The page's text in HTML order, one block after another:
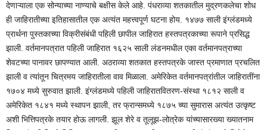
देणाऱ्याला एक सोन्याच्या नाण्याचे बक्षीस केले आहे. पंधराव्या शतकातील मुद्रणकलेचा शोध
ही जाहिरातीच्या इतिहासातील एक अत्यंत महत्त्वपूर्ण घटना होय. १४७७ साली इंग्लंडमध्ये
प्रार्थना पुस्तकाच्या विक्रीसंबंधी पहिली छापील जाहिरात हस्तपत्रकाच्या रूपाने प्रसिद्ध
झाली. वर्तमानपत्रात पहिली जाहिरात १६२५ साली लंडनमधील एका वर्तमानपत्राच्या
शेवटच्या पानावर छापण्यात आली. अठराव्या शतकात हस्तपत्रके जास्त प्रमाणात प्रचलित
झाली व त्यांतून चित्रमय जाहिरातीला वाव मिळाला. अमेरिकेत वर्तमानपत्रांतील जाहिरातींना
१७०४ मध्ये सुरुवात झाली. इंग्लंडमध्ये पहिली जाहिरातवितरण-संस्था १८१२ साली व
अमेरिकेत १८४१ मध्ये स्थापन झाली, तर फ्रान्समध्ये १८७५ च्या सुमारास अत्यंत उत्कृष्ट
अशी भित्तिपत्रके तयार होऊ लागली. झूल शेरे व तूलूझ-लोत्रेक यांच्यासारख्या ख्यातनाम